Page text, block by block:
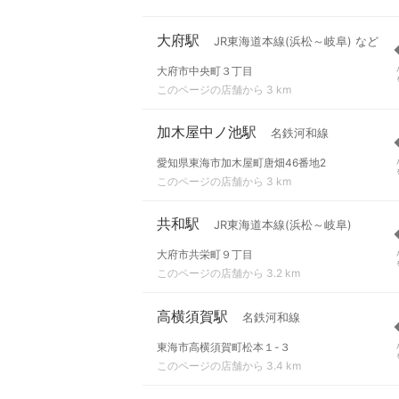
大府駅 JR東海道本線(浜松～岐阜) など
大府市中央町３丁目
このページの店舗から 3 km
加木屋中ノ池駅 名鉄河和線
愛知県東海市加木屋町唐畑46番地2
このページの店舗から 3 km
共和駅 JR東海道本線(浜松～岐阜)
大府市共栄町９丁目
このページの店舗から 3.2 km
高横須賀駅 名鉄河和線
東海市高横須賀町松本１-３
このページの店舗から 3.4 km